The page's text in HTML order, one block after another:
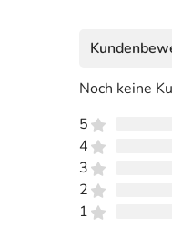
Noch keine
5
4
3
2
1